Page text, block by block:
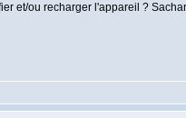
et/ou recharger l'appareil ?